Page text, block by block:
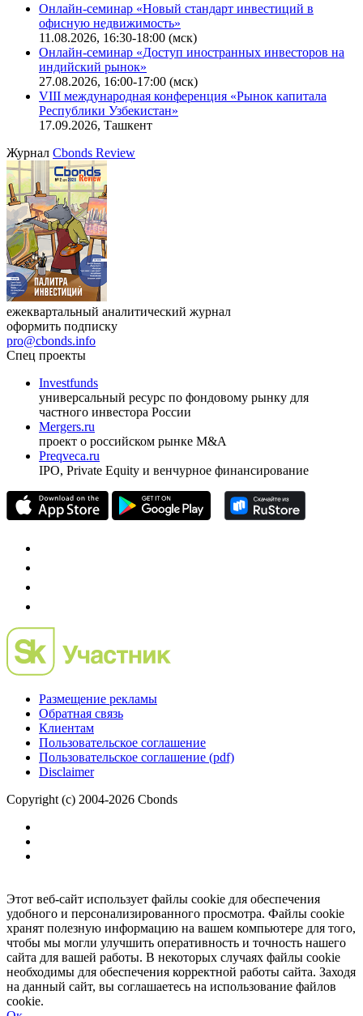
Онлайн-семинар «Новый стандарт инвестиций в
офисную недвижимость»
11.08.2026, 16:30-18:00 (мск)
Онлайн-семинар «Доступ иностранных инвесторов на
индийский рынок»
27.08.2026, 16:00-17:00 (мск)
VIII международная конференция «Рынок капитала
Республики Узбекистан»
17.09.2026, Ташкент
Журнал Cbonds Review
ежеквартальный аналитический журнал
оформить подписку
pro@cbonds.info
Спец проекты
Investfunds
универсальный ресурс по фондовому рынку для
частного инвестора России
Mergers.ru
проект о российском рынке M&A
Preqveca.ru
IPO, Private Equity и венчурное финансирование
Размещение рекламы
Обратная связь
Клиентам
Пользовательское соглашение
Пользовательское соглашение (pdf)
Disclaimer
Copyright (c) 2004-2026 Cbonds
Этот веб-сайт использует файлы cookie для обеспечения
удобного и персонализированного просмотра. Файлы cookie
хранят полезную информацию на вашем компьютере для того,
чтобы мы могли улучшить оперативность и точность нашего
сайта для вашей работы. В некоторых случаях файлы cookie
необходимы для обеспечения корректной работы сайта. Заходя
на данный сайт, вы соглашаетесь на использование файлов
cookie.